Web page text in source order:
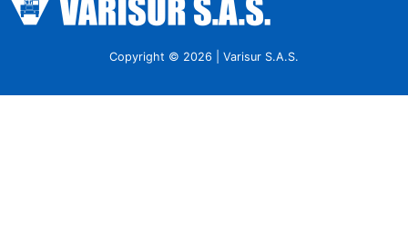
Copyright © 2026 | Varisur S.A.S.